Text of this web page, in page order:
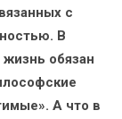
с
В
обязан
А что в